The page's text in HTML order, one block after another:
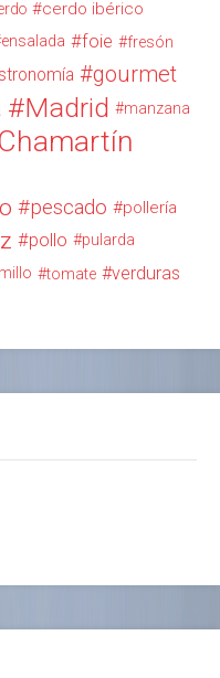
cerdo ibérico
ensalada foie fresón
gourmet
Madrid manzana
pescado pollería
pollo pularda
tomate
verduras